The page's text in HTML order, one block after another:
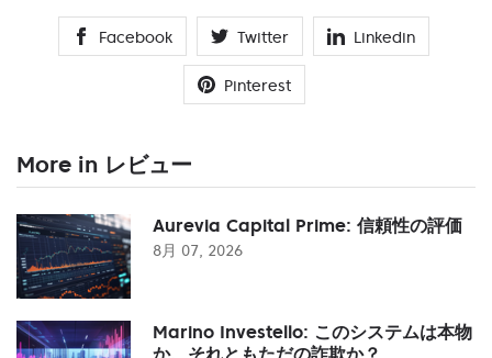
Facebook Twitter Linkedin
Pinterest
More in レビュー
Aurevia Capital Prime: 信頼性の評価
8月 07, 2026
Marino Investello: このシステムは本物
か、それともただの詐欺か？